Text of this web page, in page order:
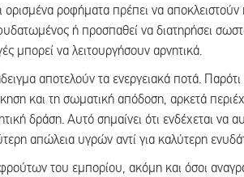
ορισμένα ροφήματα πρέπει να
ή προσπαθεί να διατηρήσει
μπορεί να λειτουργήσουν αρνητικά.
αποτελούν τα ενεργειακά ποτά.
και τη σωματική απόδοση, αρκετά
δράση. Αυτό σημαίνει ότι ενδέχεται να
απώλεια υγρών αντί για καλύτερη
φρούτων του εμπορίου, ακόμη και όσοι